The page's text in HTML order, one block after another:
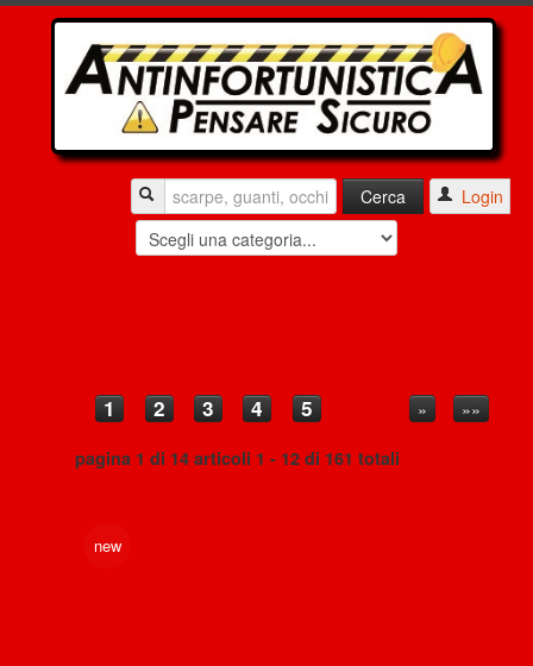
Login
1 2 3 4 5
pagina 1 di 14 articoli 1 - 12 di 161 totali
» »»
new